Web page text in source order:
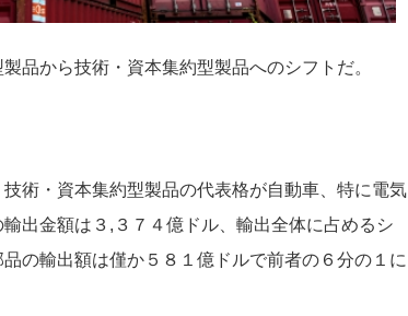
品から技術・資本集約型製品へのシフトだ。
術・資本集約型製品の代表格が自動車、特に電気
出金額は３,３７４億ドル、輸出全体に占めるシ
の輸出額は僅か５８１億ドルで前者の６分の１に